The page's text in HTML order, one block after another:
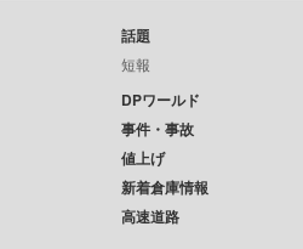
話題
短報
DPワールド
事件・事故
値上げ
新着倉庫情報
高速道路